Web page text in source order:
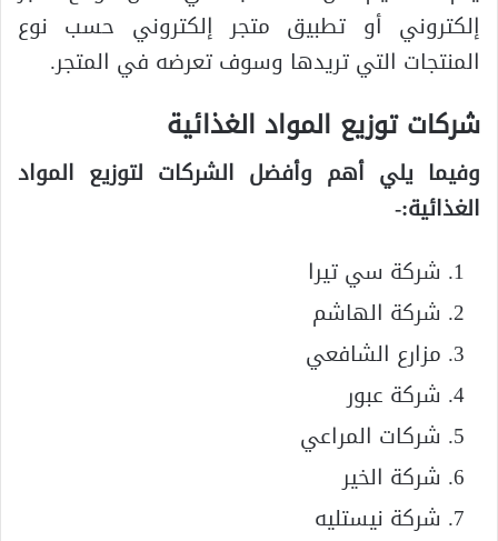
إلكتروني أو تطبيق متجر إلكتروني حسب نوع
المنتجات التي تريدها وسوف تعرضه في المتجر.
شركات توزيع المواد الغذائية
وفيما يلي أهم وأفضل الشركات لتوزيع المواد
الغذائية:-
شركة سي تيرا
شركة الهاشم
مزارع الشافعي
شركة عبور
شركات المراعي
شركة الخير
شركة نيستليه